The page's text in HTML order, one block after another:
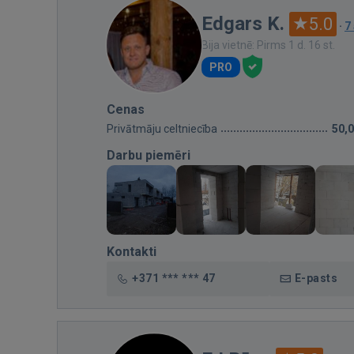
Edgars K. 5.0 · 7
Bija vietnē: Pirms 1 d. 16 st.
PRO
Cenas
Privātmāju celtniecība
Darbu piemēri
Kontakti
+371 *** *** 47 E-pasts